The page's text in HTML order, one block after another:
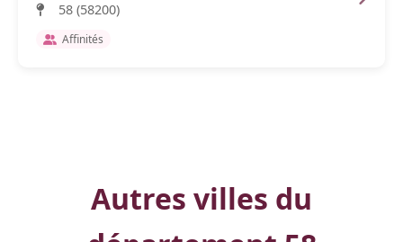
58 (58200)
Affinités
Autres villes du